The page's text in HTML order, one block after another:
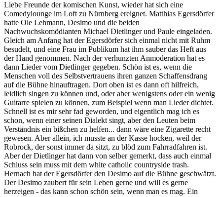
Liebe Freunde der komischen Kunst, wieder hat sich eine
Comedylounge im Loft zu Nürnberg ereignet. Matthias Egersdörfer
hatte Ole Lehmann, Desimo und die beiden
Nachwuchskomödianten Michael Dietlinger und Paule eingeladen.
Gleich am Anfang hat der Egersdörfer sich einmal nicht mit Ruhm
besudelt, und eine Frau im Publikum hat ihm sauber das Heft aus
der Hand genommen. Nach der verhunzten Anmoderation hat es
dann Lieder vom Dietlinger gegeben. Schön ist es, wenn die
Menschen voll des Selbstvertrauens ihren ganzen Schaffensdrang
auf die Bühne hinauftragen. Dort oben ist es dann oft hilfreich,
leidlich singen zu können und, oder aber wenigstens oder ein wenig
Guitarre spielen zu können, zum Beispiel wenn man Lieder dichtet.
Schnell ist es mir sehr fad geworden, und eigentlich mag ich es
schon, wenn einer seinen Dialekt singt, aber den Leuten beim
Verständnis ein bißchen zu helfen... dann wäre eine Zigarette recht
gewesen. Aber allein, ich musste an der Kasse hocken, weil der
Robrock, der sonst immer da sitzt, zu blöd zum Fahrradfahren ist.
Aber der Dietlinger hat dann von selber gemerkt, dass auch einmal
Schluss sein muss mit dem white catholic countryside trash.
Hernach hat der Egersdörfer den Desimo auf die Bühne geschwätzt.
Der Desimo zaubert für sein Leben gerne und will es gerne
herzeigen - das kann schon schön sein, wenn man es mag. Ein